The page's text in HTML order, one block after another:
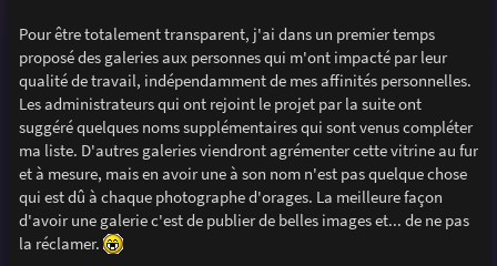
Pour être totalement transparent, j'ai dans un premier temps
proposé des galeries aux personnes qui m'ont impacté par leur
qualité de travail, indépendamment de mes affinités personnelles.
Les administrateurs qui ont rejoint le projet par la suite ont
suggéré quelques noms supplémentaires qui sont venus compléter
ma liste. D'autres galeries viendront agrémenter cette vitrine au fur
et à mesure, mais en avoir une à son nom n'est pas quelque chose
qui est dû à chaque photographe d'orages. La meilleure façon
d'avoir une galerie c'est de publier de belles images et... de ne pas
la réclamer.